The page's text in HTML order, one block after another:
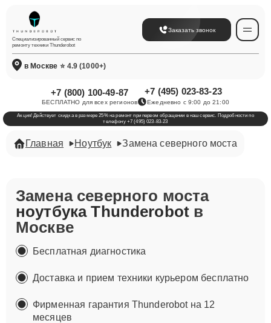
Специализированный сервис по
ремонту техники Thunderobot
Заказать звонок
в Москве ⭐ 4.9 (1000+)
+7 (800) 100-49-87
БЕСПЛАТНО для всех регионов
+7 (495) 023-83-23
Ежедневно с 9:00 до 21:00
Акция! Действует скидка в размере 25% на ремонт при первом обращении в наш сервис. Подробности по
телефону +7 (495) 023-83-23
Главная Ноутбук Замена северного моста
Замена северного моста
ноутбука Thunderobot в
Москве
Бесплатная диагностика
Доставка и прием техники курьером бесплатно
Фирменная гарантия Thunderobot на 12
месяцев